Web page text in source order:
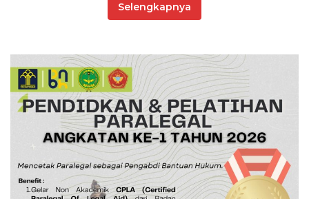
Selengkapnya